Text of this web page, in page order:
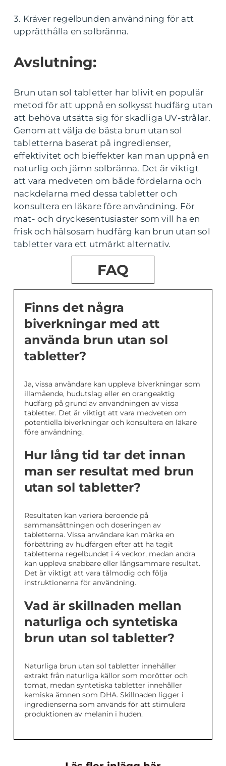
3. Kräver regelbunden användning för att
upprätthålla en solbränna.
Avslutning:
Brun utan sol tabletter har blivit en populär
metod för att uppnå en solkysst hudfärg utan
att behöva utsätta sig för skadliga UV-strålar.
Genom att välja de bästa brun utan sol
tabletterna baserat på ingredienser,
effektivitet och bieffekter kan man uppnå en
naturlig och jämn solbränna. Det är viktigt
att vara medveten om både fördelarna och
nackdelarna med dessa tabletter och
konsultera en läkare före användning. För
mat- och dryckesentusiaster som vill ha en
frisk och hälsosam hudfärg kan brun utan sol
tabletter vara ett utmärkt alternativ.
FAQ
Finns det några
biverkningar med att
använda brun utan sol
tabletter?
Ja, vissa användare kan uppleva biverkningar som
illamående, hudutslag eller en orangeaktig
hudfärg på grund av användningen av vissa
tabletter. Det är viktigt att vara medveten om
potentiella biverkningar och konsultera en läkare
före användning.
Hur lång tid tar det innan
man ser resultat med brun
utan sol tabletter?
Resultaten kan variera beroende på
sammansättningen och doseringen av
tabletterna. Vissa användare kan märka en
förbättring av hudfärgen efter att ha tagit
tabletterna regelbundet i 4 veckor, medan andra
kan uppleva snabbare eller långsammare resultat.
Det är viktigt att vara tålmodig och följa
instruktionerna för användning.
Vad är skillnaden mellan
naturliga och syntetiska
brun utan sol tabletter?
Naturliga brun utan sol tabletter innehåller
extrakt från naturliga källor som morötter och
tomat, medan syntetiska tabletter innehåller
kemiska ämnen som DHA. Skillnaden ligger i
ingredienserna som används för att stimulera
produktionen av melanin i huden.